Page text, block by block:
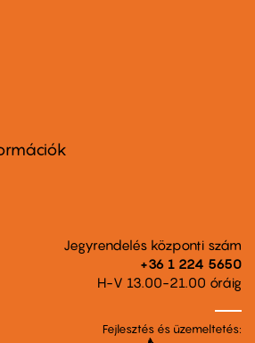
Jegyrendelés központi szám
+36 1 224 5650
H-V 13.00-21.00 óráig
Fejlesztés és üzemeltetés: